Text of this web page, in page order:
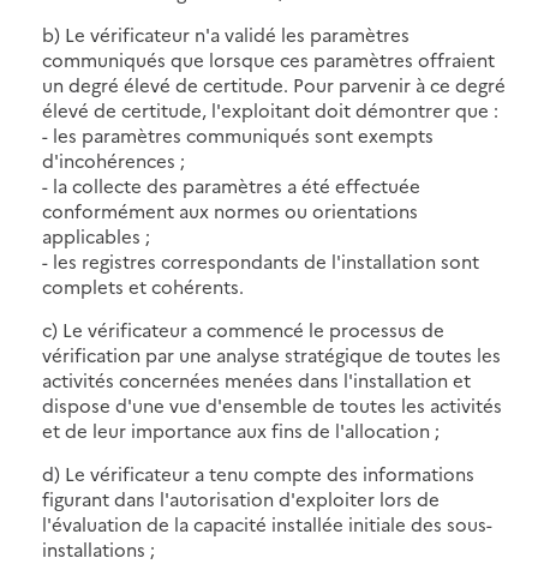
b) Le vérificateur n'a validé les paramètres
communiqués que lorsque ces paramètres offraient
un degré élevé de certitude. Pour parvenir à ce degré
élevé de certitude, l'exploitant doit démontrer que :
- les paramètres communiqués sont exempts
d'incohérences ;
- la collecte des paramètres a été effectuée
conformément aux normes ou orientations
applicables ;
- les registres correspondants de l'installation sont
complets et cohérents.
c) Le vérificateur a commencé le processus de
vérification par une analyse stratégique de toutes les
activités concernées menées dans l'installation et
dispose d'une vue d'ensemble de toutes les activités
et de leur importance aux fins de l'allocation ;
d) Le vérificateur a tenu compte des informations
figurant dans l'autorisation d'exploiter lors de
l'évaluation de la capacité installée initiale des sous-
installations ;